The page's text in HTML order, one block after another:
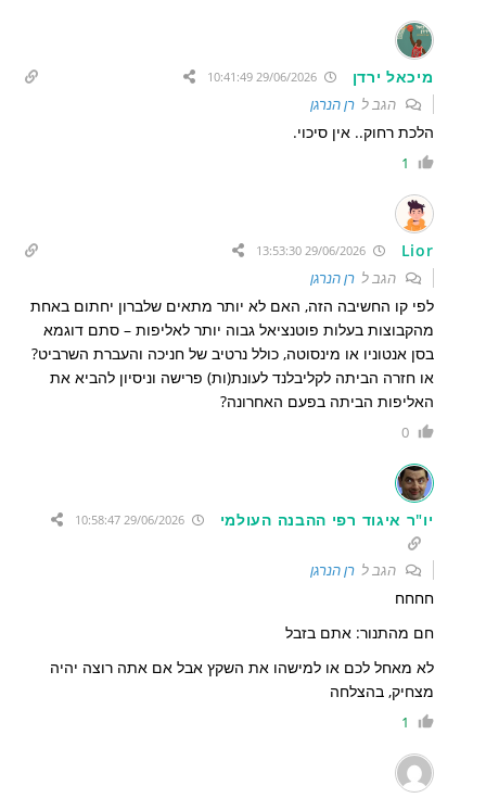
מיכאל ירדן 29/06/2026 10:41:49
הגב לרן הנרגן
הלכת רחוק.. אין סיכוי.
1
Lior
29/06/2026 13:53:30
הגב לרן הנרגן
לפי קו החשיבה הזה, האם לא יותר מתאים שלברון יחתום באחת
מהקבוצות בעלות פוטנציאל גבוה יותר לאליפות – סתם דוגמא
בסן אנטוניו או מינסוטה, כולל נרטיב של חניכה והעברת השרביט?
או חזרה הביתה לקליבלנד לעונת(ות) פרישה וניסיון להביא את
האליפות הביתה בפעם האחרונה?
0
יו"ר איגוד רפי ההבנה העולמי 29/06/2026 10:58:47
הגב לרן הנרגן
חחחח
חם מהתנור: אתם בזבל
לא מאחל לכם או למישהו את השקץ אבל אם אתה רוצה יהיה
מצחיק, בהצלחה
1